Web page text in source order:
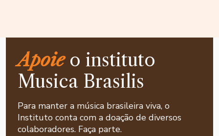
Apoieo instituto
Musica Brasilis
Para manter a música brasileira viva, o
Instituto conta com a doação de diversos
colaboradores. Faça parte.